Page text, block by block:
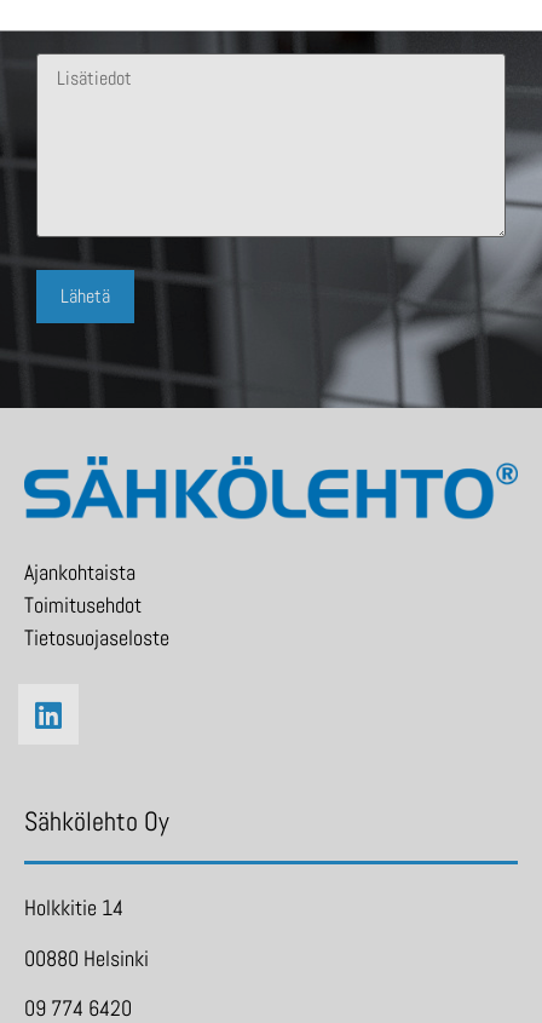
Ajankohtaista
Toimitusehdot
Tietosuojaseloste
Sähkölehto Oy
Holkkitie 14
00880 Helsinki
09 774 6420